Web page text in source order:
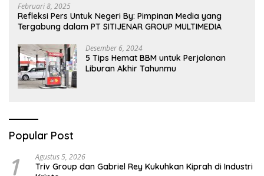
Februari 8, 2025
Refleksi Pers Untuk Negeri By: Pimpinan Media yang
Tergabung dalam PT SITIJENAR GROUP MULTIMEDIA
Desember 6, 2024
5 Tips Hemat BBM untuk Perjalanan
Liburan Akhir Tahunmu
Popular Post
1 Agustus 5, 2026
Triv Group dan Gabriel Rey Kukuhkan Kiprah di Industri